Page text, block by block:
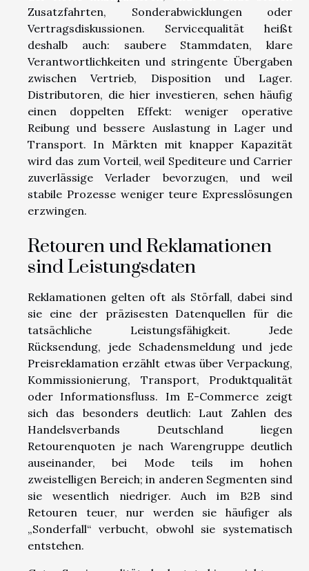
Zusatzfahrten, Sonderabwicklungen oder
Vertragsdiskussionen. Servicequalität heißt
deshalb auch: saubere Stammdaten, klare
Verantwortlichkeiten und stringente Übergaben
zwischen Vertrieb, Disposition und Lager.
Distributoren, die hier investieren, sehen häufig
einen doppelten Effekt: weniger operative
Reibung und bessere Auslastung in Lager und
Transport. In Märkten mit knapper Kapazität
wird das zum Vorteil, weil Spediteure und Carrier
zuverlässige Verlader bevorzugen, und weil
stabile Prozesse weniger teure Expresslösungen
erzwingen.
Retouren und Reklamationen
sind Leistungsdaten
Reklamationen gelten oft als Störfall, dabei sind
sie eine der präzisesten Datenquellen für die
tatsächliche Leistungsfähigkeit. Jede
Rücksendung, jede Schadensmeldung und jede
Preisreklamation erzählt etwas über Verpackung,
Kommissionierung, Transport, Produktqualität
oder Informationsfluss. Im E-Commerce zeigt
sich das besonders deutlich: Laut Zahlen des
Handelsverbands Deutschland liegen
Retourenquoten je nach Warengruppe deutlich
auseinander, bei Mode teils im hohen
zweistelligen Bereich; in anderen Segmenten sind
sie wesentlich niedriger. Auch im B2B sind
Retouren teuer, nur werden sie häufiger als
„Sonderfall“ verbucht, obwohl sie systematisch
entstehen.